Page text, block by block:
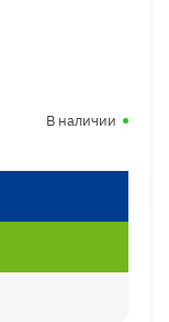
В наличии